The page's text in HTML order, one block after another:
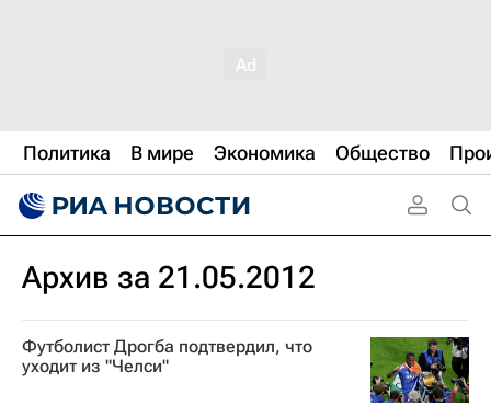
Политика В мире Экономика Общество
Архив за 21.05.2012
Футболист Дрогба подтвердил, что
уходит из "Челси"